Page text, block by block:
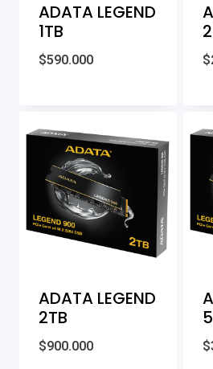
ADATA LEGEND
1TB
$590.000 $
ADATA LEGEND
2TB
$900.000 $